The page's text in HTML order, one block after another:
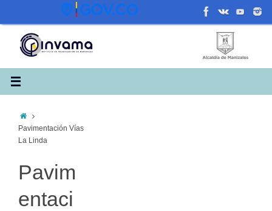
contenido
Inicio
Pavimentación Vías
La Linda
Pavim
entaci